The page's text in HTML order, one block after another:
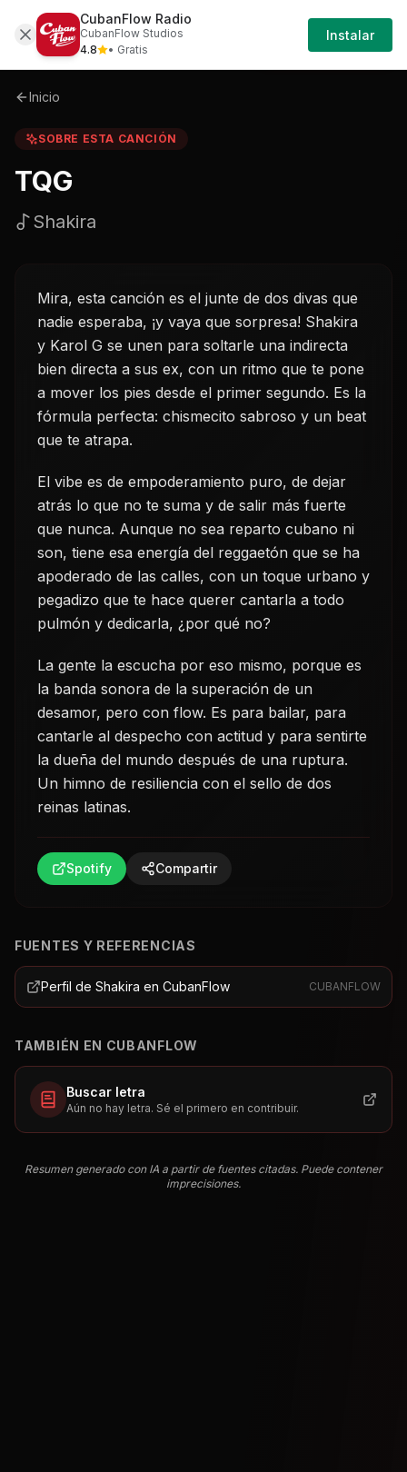
Sobre Tqg-shakira
Iniciar
Sesión
Inicio
SOBRE ESTA CANCIÓN
TQG
Shakira
Mira, esta canción es el junte de dos divas que
nadie esperaba, ¡y vaya que sorpresa! Shakira
y Karol G se unen para soltarle una indirecta
bien directa a sus ex, con un ritmo que te pone
a mover los pies desde el primer segundo. Es la
fórmula perfecta: chismecito sabroso y un beat
que te atrapa.
El vibe es de empoderamiento puro, de dejar
atrás lo que no te suma y de salir más fuerte
que nunca. Aunque no sea reparto cubano ni
son, tiene esa energía del reggaetón que se ha
apoderado de las calles, con un toque urbano y
pegadizo que te hace querer cantarla a todo
pulmón y dedicarla, ¿por qué no?
La gente la escucha por eso mismo, porque es
la banda sonora de la superación de un
desamor, pero con flow. Es para bailar, para
cantarle al despecho con actitud y para sentirte
la dueña del mundo después de una ruptura.
Un himno de resiliencia con el sello de dos
reinas latinas.
Spotify Compartir
FUENTES Y REFERENCIAS
Perfil de Shakira en CubanFlow CUBANFLOW
TAMBIÉN EN CUBANFLOW
Buscar letra
Aún no hay letra. Sé el primero en contribuir.
Resumen generado con IA a partir de fuentes citadas. Puede contener
imprecisiones.
CubanFlow Radio
CubanFlow Studios
4.8
• Gratis
Instalar